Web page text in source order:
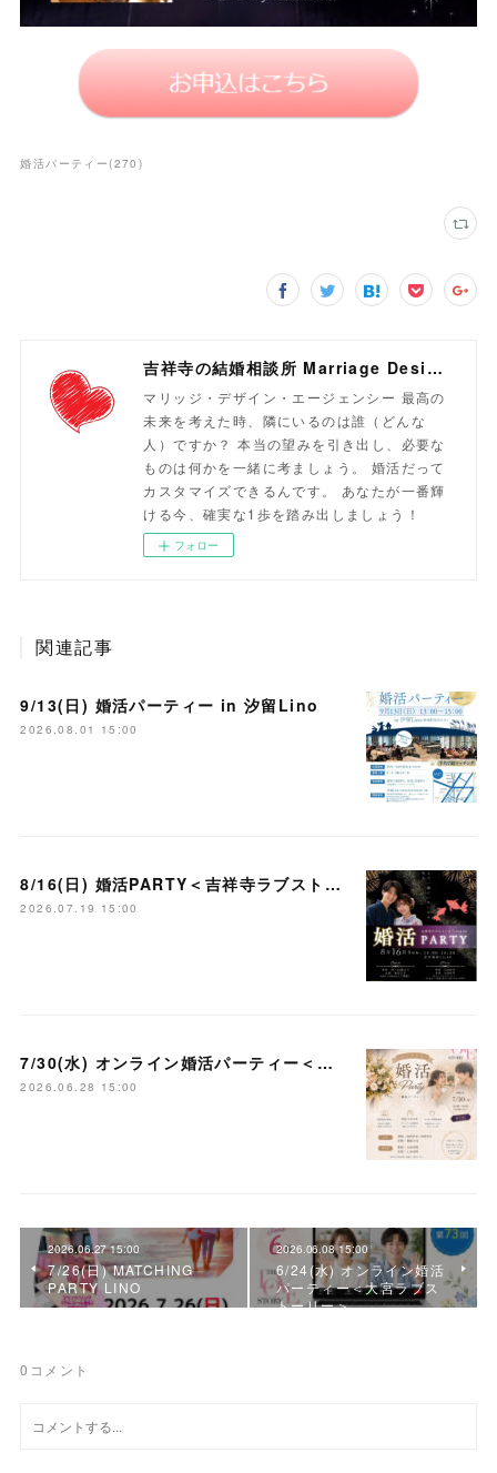
婚活パーティー(270 )
吉祥寺の結婚相談所 Marriage Design Agency
マリッジ・デザイン・エージェンシー 最高の
未来を考えた時、隣にいるのは誰（どんな
人）ですか？ 本当の望みを引き出し、必要な
ものは何かを一緒に考ましょう。 婚活だって
カスタマイズできるんです。 あなたが一番輝
ける今、確実な1歩を踏み出しましょう！
フォロー
関連記事
9/13(日) 婚活パーティー in 汐留Lino
2026.08.01 15:00
8/16(日) 婚活PARTY＜吉祥寺ラブストーリー＞
2026.07.19 15:00
7/30(水) オンライン婚活パーティー＜大宮ラブストーリー＞
2026.06.28 15:00
2026.06.27 15:00
7/26(日) MATCHING
PARTY LINO
2026.06.08 15:00
6/24(水) オンライン婚活
パーティー＜大宮ラブス
トーリー＞
0 コメント